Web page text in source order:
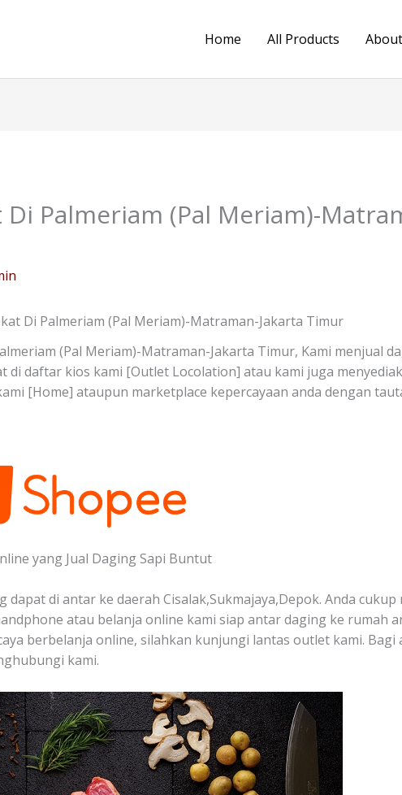
Home All Products About
Palmeriam (Pal Meriam)-
Di Palmeriam (Pal Meriam)-Matraman-Jakarta Timur
(Pal Meriam)-Matraman-Jakarta Timur, Kami menjual
di daftar kios kami [Outlet Locolation] atau kami juga
[Home] ataupun marketplace kepercayaan anda dengan
yang Jual Daging Sapi Buntut
dapat di antar ke daerah Cisalak,Sukmajaya,Depok. Anda
atau belanja online kami siap antar daging ke rumah
berbelanja online, silahkan kunjungi lantas outlet kami. Bagi
kami.